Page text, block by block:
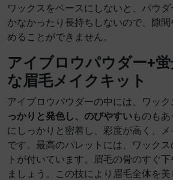
ワックスをベースにしないと、パウ
かなかったり長持ちしないので、隙
めることができません。
アイブロウパウダー+
な眉毛メイクキット
アイブロウパウダーの中には、ワッ
っかりと発色し、のびやすいものも
にしっかりと密着し、彩度が高く、
です。最高のパレットには、ワック
トが付いています。眉毛の骨のすぐ
ましょう。この技により眉毛全体を